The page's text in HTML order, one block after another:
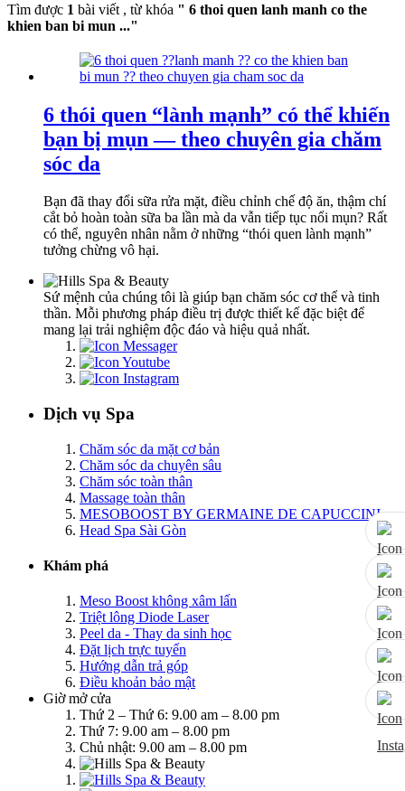
Tìm được 1 bài viết , từ khóa " 6 thoi quen lanh manh co the
khien ban bi mun ..."
6 thói quen “lành mạnh” có thể khiến
bạn bị mụn — theo chuyên gia chăm
sóc da
Bạn đã thay đổi sữa rửa mặt, điều chỉnh chế độ ăn, thậm chí
cắt bỏ hoàn toàn sữa ba lần mà da vẫn tiếp tục nổi mụn? Rất
có thể, nguyên nhân nằm ở những “thói quen lành mạnh”
tưởng chừng vô hại.
Sứ mệnh của chúng tôi là giúp bạn chăm sóc cơ thể và tinh
thần. Mỗi phương pháp điều trị được thiết kế đặc biệt để
mang lại trải nghiệm độc đáo và hiệu quả nhất.
Dịch vụ Spa
Chăm sóc da mặt cơ bản
Chăm sóc da chuyên sâu
Chăm sóc toàn thân
Massage toàn thân
MESOBOOST BY GERMAINE DE CAPUCCINI
Head Spa Sài Gòn
Khám phá
Meso Boost không xâm lấn
Triệt lông Diode Laser
Peel da - Thay da sinh học
Đặt lịch trực tuyến
Hướng dẫn trả góp
Điều khoản bảo mật
Giờ mở cửa
Thứ 2 – Thứ 6: 9.00 am – 8.00 pm
Thứ 7: 9.00 am – 8.00 pm
Chủ nhật: 9.00 am – 8.00 pm